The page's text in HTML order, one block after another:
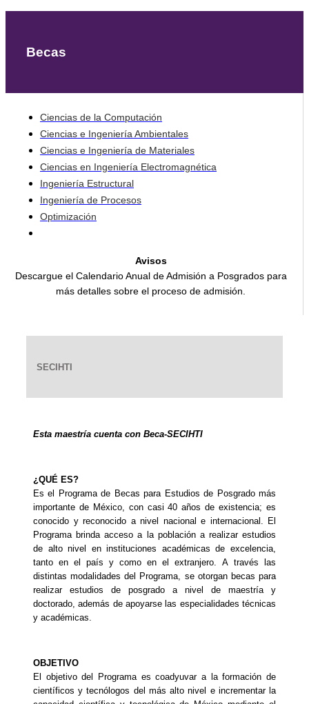
Becas
Ciencias de la Computación
Ciencias e Ingeniería Ambientales
Ciencias e Ingeniería de Materiales
Ciencias en Ingeniería Electromagnética
Ingeniería Estructural
Ingeniería de Procesos
Optimización
Avisos
Descargue el Calendario Anual de Admisión a Posgrados para
más detalles sobre el proceso de admisión.
SECIHTI
Esta maestría cuenta con Beca-SECIHTI
¿QUÉ ES?
Es el Programa de Becas para Estudios de Posgrado más
importante de México, con casi 40 años de existencia; es
conocido y reconocido a nivel nacional e internacional. El
Programa brinda acceso a la población a realizar estudios
de alto nivel en instituciones académicas de excelencia,
tanto en el país y como en el extranjero. A través las
distintas modalidades del Programa, se otorgan becas para
realizar estudios de posgrado a nivel de maestría y
doctorado, además de apoyarse las especialidades técnicas
y académicas.
OBJETIVO
El objetivo del Programa es coadyuvar a la formación de
científicos y tecnólogos del más alto nivel e incrementar la